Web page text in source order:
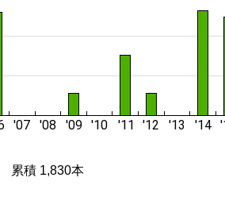
累積 1,830本